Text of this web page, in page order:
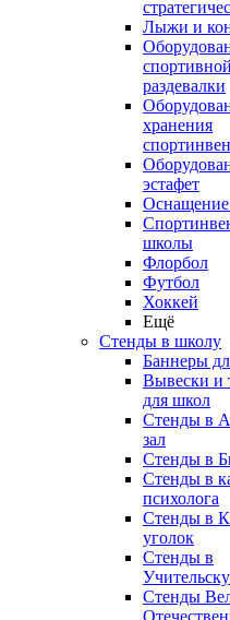
Лыжи и
спортивной
раздевалки
хранения
эстафет
Оснащение
школы
Флорбол
Футбол
Хоккей
Ещё
Стенды в школу
Баннеры
Вывески и
для школ
Стенды в
зал
Стенды в
Стенды в
психолога
Стенды в
уголок
Стенды в
Стенды